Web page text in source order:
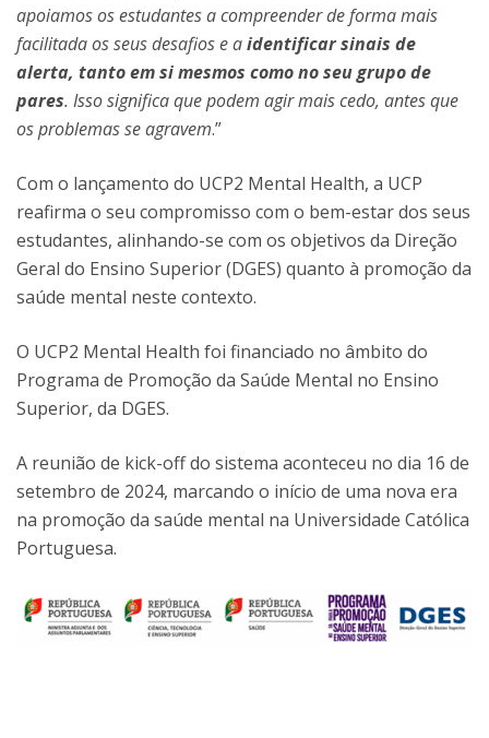
apoiamos os estudantes a compreender de forma mais
facilitada os seus desafios e aidentificar sinais de
alerta, tanto em si mesmos como no seu grupo de
pares. Isso significa que podem agir mais cedo, antes que
os problemas se agravem.”
Com o lançamento do UCP2 Mental Health, a UCP
reafirma o seu compromisso com o bem-estar dos seus
estudantes, alinhando-se com os objetivos da Direção
Geral do Ensino Superior (DGES) quanto à promoção da
saúde mental neste contexto.
O UCP2 Mental Health foi financiado no âmbito do
Programa de Promoção da Saúde Mental no Ensino
Superior, da DGES.
A reunião de kick-off do sistema aconteceu no dia 16 de
setembro de 2024, marcando o início de uma nova era
na promoção da saúde mental na Universidade Católica
Portuguesa.